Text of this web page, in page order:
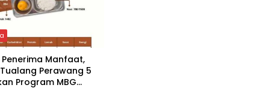
Penerima Manfaat,
Tualang Perawang 5
Program MBG